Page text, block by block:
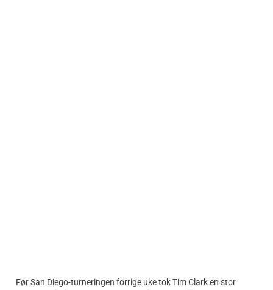
Før San Diego-turneringen forrige uke tok Tim Clark en stor